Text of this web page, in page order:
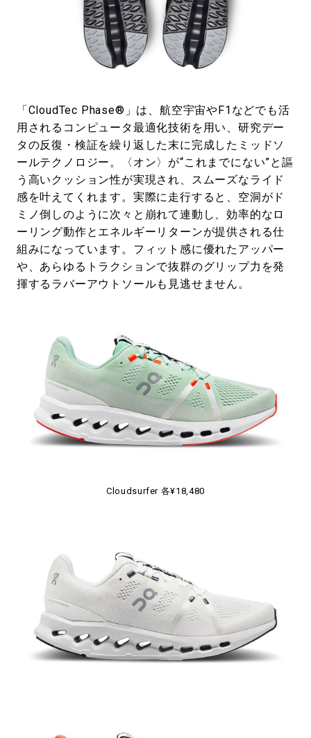
「CloudTec Phase®」は、航空宇宙やF1などでも活
用されるコンピュータ最適化技術を用い、研究デー
タの反復・検証を繰り返した末に完成したミッドソ
ールテクノロジー。〈オン〉が“これまでにない”と謳
う高いクッション性が実現され、スムーズなライド
感を叶えてくれます。実際に走行すると、空洞がド
ミノ倒しのように次々と崩れて連動し、効率的なロ
ーリング動作とエネルギーリターンが提供される仕
組みになっています。フィット感に優れたアッパー
や、あらゆるトラクションで抜群のグリップ力を発
揮するラバーアウトソールも見逃せません。
Cloudsurfer 各¥18,480